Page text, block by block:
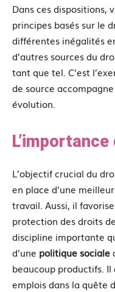
Dans ces dispositions,
principes basés sur le
différentes inégalités
d’autres sources du
tant que tel. C’est
de source
évolution.
L’objectif crucial du
en place d’une
travail. Aussi, il
protection des droits
discipline importante
d’une politique sociale
beaucoup productifs.
emplois dans la quête